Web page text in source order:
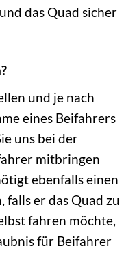
das Quad sicher
und je nach
eines Beifahrers
uns bei der
mitbringen
ebenfalls einen
er das Quad zu
fahren möchte,
für Beifahrer